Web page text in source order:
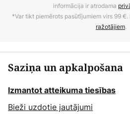
informācija ir atrodama
*Var tikt piemērots pasūtījumiem virs 99
ražotājiem.
Saziņa un apkalpošana
Izmantot atteikuma tiesības
Bieži uzdotie jautājumi